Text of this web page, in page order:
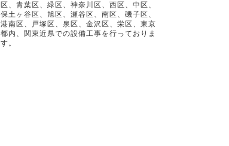
区、青葉区、緑区、神奈川区、西区、中区、
保土ヶ谷区、旭区、瀬谷区、南区、磯子区、
港南区、戸塚区、泉区、金沢区、栄区、東京
都内、関東近県での設備工事を行っておりま
す。